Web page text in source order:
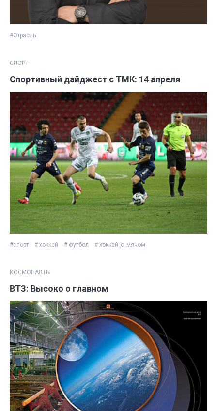
#Отрасль
СПОРТ
Спортивный дайджест с ТМК: 14 апреля
#спорт # хоккей # футбол # хоккей_с_мячом
КОСМОНАВТЫ
ВТЗ: Высоко о главном